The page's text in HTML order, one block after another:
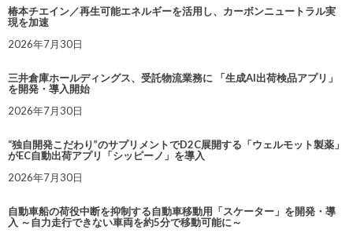
椿本チエイン／再生可能エネルギーを活用し、カーボンニュートラル実
現を加速
2026年7月30日
三井倉庫ホールディングス、受託物流業務に 「生成AI出荷検品アプリ」
を開発・導入開始
2026年7月30日
“独自開発こだわり”のサプリメントでD2C展開する「ウェルモット製薬」
がEC自動出荷アプリ「シッピーノ」を導入
2026年7月30日
自動車船の荷役中断を抑制する自動車移動用「スケーター」を開発・導
入 ～自力走行できない車両を約5分で移動可能に～